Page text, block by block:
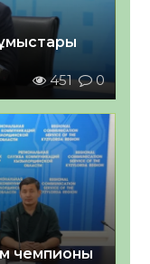
451 0
чемпионы